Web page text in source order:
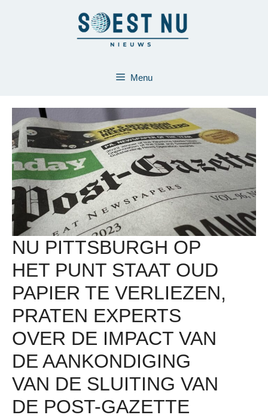
Menu
NU PITTSBURGH OP
HET PUNT STAAT OUD
PAPIER TE VERLIEZEN,
PRATEN EXPERTS
OVER DE IMPACT VAN
DE AANKONDIGING
VAN DE SLUITING VAN
DE POST-GAZETTE